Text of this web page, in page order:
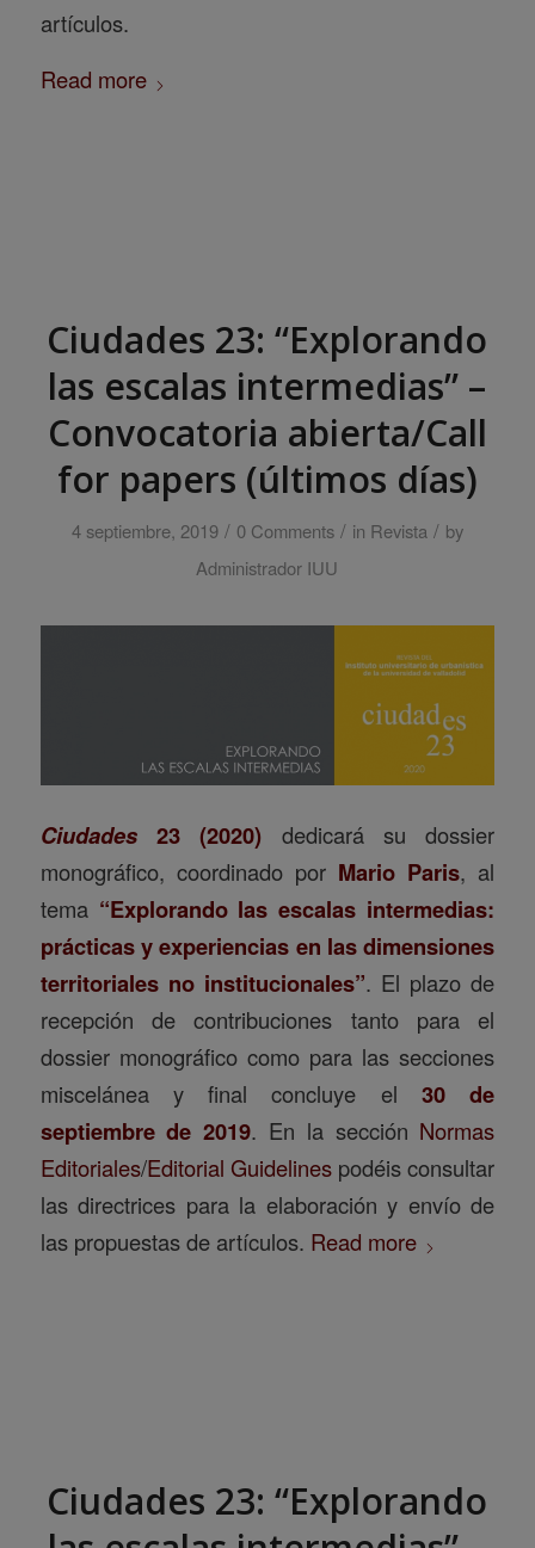
artículos.
Read more
Ciudades 23: “Explorando
las escalas intermedias” –
Convocatoria abierta/Call
for papers (últimos días)
4 septiembre, 2019 / 0 Comments / in Revista / by
Administrador IUU
Ciudades23 (2020) dedicará su dossier
monográfico, coordinado por Mario Paris, al
tema “Explorando las escalas intermedias:
prácticas y experiencias en las dimensiones
territoriales no institucionales”. El plazo de
recepción de contribuciones tanto para el
dossier monográfico como para las secciones
miscelánea y final concluye el30 de
septiembre de 2019. En la sección Normas
Editoriales/Editorial Guidelines podéis consultar
las directrices para la elaboración y envío de
las propuestas de artículos. Read more
Ciudades 23: “Explorando